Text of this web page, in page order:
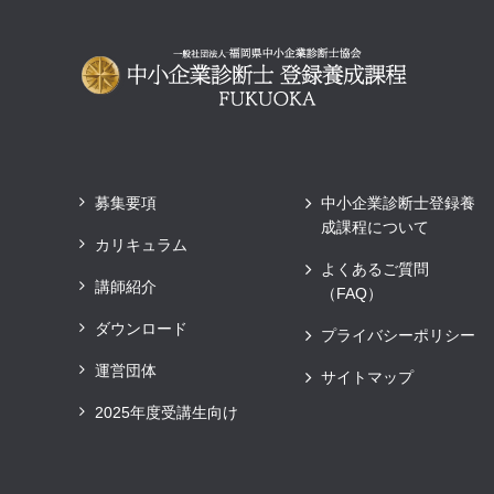
募集要項
カリキュラム
講師紹介
ダウンロード
運営団体
2025年度受講生向け
中小企業診断士登録養
成課程について
よくあるご質問
（FAQ）
プライバシーポリシー
サイトマップ